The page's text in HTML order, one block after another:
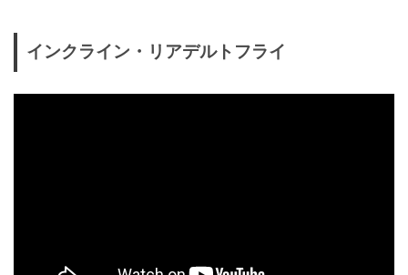
インクライン・リアデルトフライ